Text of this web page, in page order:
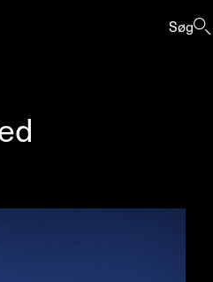
Søg